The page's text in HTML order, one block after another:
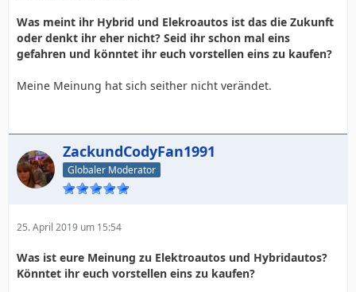
Was meint ihr Hybrid und Elekroautos ist das die Zukunft
oder denkt ihr eher nicht? Seid ihr schon mal eins
gefahren und könntet ihr euch vorstellen eins zu kaufen?
Meine Meinung hat sich seither nicht verändet.
ZackundCodyFan1991
Globaler Moderator
25. April 2019 um 15:54
Was ist eure Meinung zu Elektroautos und Hybridautos?
Könntet ihr euch vorstellen eins zu kaufen?